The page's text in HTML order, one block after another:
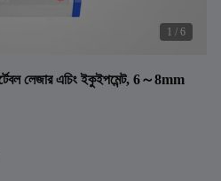
1 / 6
লেজার এচিং ইকুইপমেন্ট, 6～8mm